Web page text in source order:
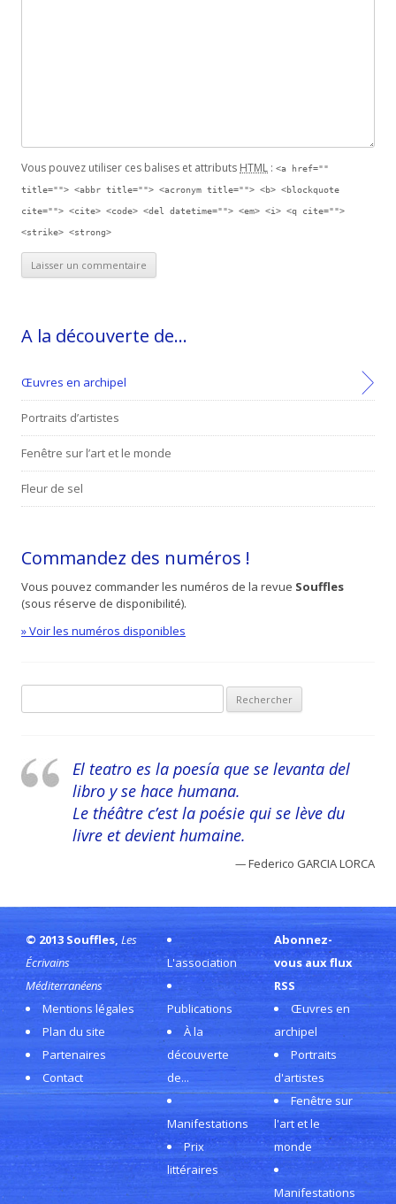
Vous pouvez utiliser ces balises et attributs HTML : <a href=""
title=""> <abbr title=""> <acronym title=""> <b> <blockquote
cite=""> <cite> <code> <del datetime=""> <em> <i> <q cite="">
<strike> <strong>
A la découverte de…
Œuvres en archipel
Portraits d’artistes
Fenêtre sur l’art et le monde
Fleur de sel
Commandez des numéros !
Vous pouvez commander les numéros de la revue Souffles
(sous réserve de disponibilité).
» Voir les numéros disponibles
El teatro es la poesía que se levanta del
libro y se hace humana.
Le théâtre c’est la poésie qui se lève du
livre et devient humaine.
—Federico GARCIA LORCA
© 2013 Souffles, Les
Écrivains
Méditerranéens
Mentions légales
Plan du site
Partenaires
Contact
L'association
Publications
À la
découverte
de...
Manifestations
Prix
littéraires
Abonnez-
vous aux flux
RSS
Œuvres en
archipel
Portraits
d'artistes
Fenêtre sur
l'art et le
monde
Manifestations